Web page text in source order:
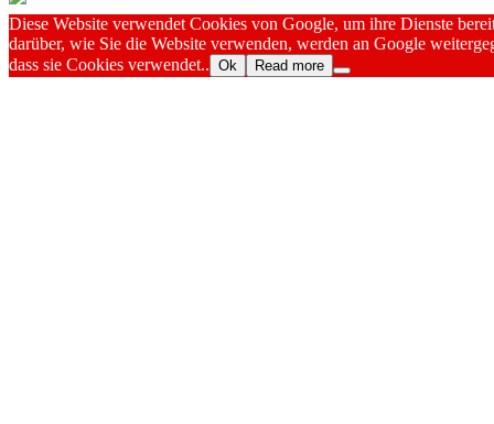
Diese Website verwendet Cookies von Google, um ihre Dienste
darüber, wie Sie die Website verwenden, werden an Google
dass sie Cookies verwendet.. Ok Read more